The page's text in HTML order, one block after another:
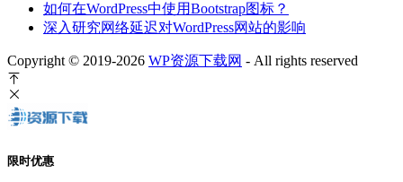
如何在WordPress中使用Bootstrap图标？
深入研究网络延迟对WordPress网站的影响
Copyright © 2019-2026 WP资源下载网 - All rights reserved
限时优惠